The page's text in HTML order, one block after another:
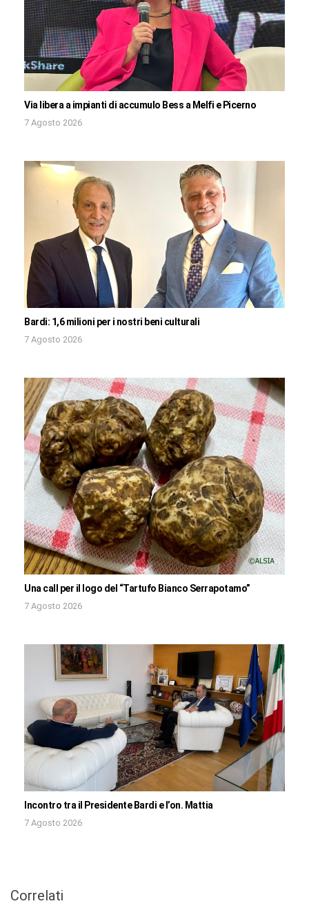
Via libera a impianti di accumulo Bess a Melfi e Picerno
7 Agosto 2026
Bardi: 1,6 milioni per i nostri beni culturali
7 Agosto 2026
Una call per il logo del “Tartufo Bianco Serrapotamo”
7 Agosto 2026
Incontro tra il Presidente Bardi e l’on. Mattia
7 Agosto 2026
Correlati